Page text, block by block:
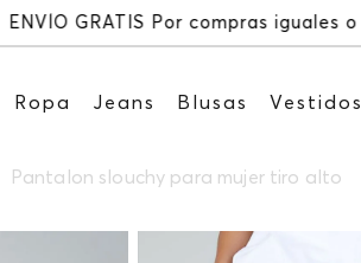
Ropa Jeans Blusas Vestidos
Pantalon slouchy para mujer tiro alto